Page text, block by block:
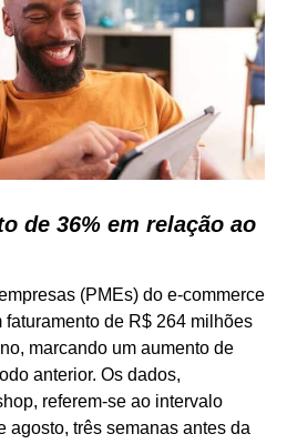
de 36% em relação ao
(PMEs) do e-commerce
de R$ 264 milhões
marcando um aumento de
anterior. Os dados,
referem-se ao intervalo
agosto, três semanas antes da